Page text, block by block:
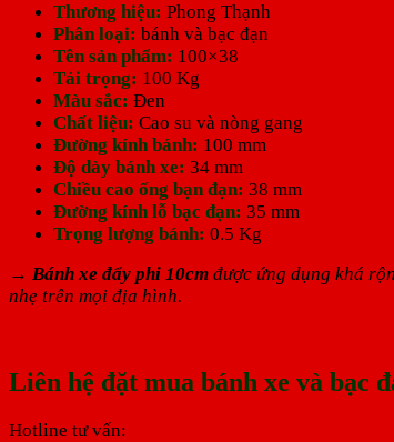
Thương hiệu: Phong Thạnh
Phân loại: bánh và bạc đạn
Tên sản phẩm: 100×38
Tải trọng: 100 Kg
Màu sắc: Đen
Chất liệu: Cao su và nòng gang
Đường kính bánh: 100 mm
Độ dày bánh xe: 34 mm
Chiều cao ống bạn đạn: 38 mm
Đường kính lỗ bạc đạn: 35 mm
Trọng lượng bánh: 0.5 Kg
→ Bánh xe đẩy phi 10cm được ứng dụng khá
nhẹ trên mọi địa hình.
Liên hệ đặt mua bánh xe và bạc
Hotline tư vấn: